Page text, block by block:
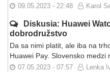
09.05.2023 - 22:48 Karol
Diskusia: Huawei
dobrodružstvo
Da sa nimi platit, ale iba na
Huawei Pay. Slovensko medzi
07.05.2023 - 07:57 Lenka